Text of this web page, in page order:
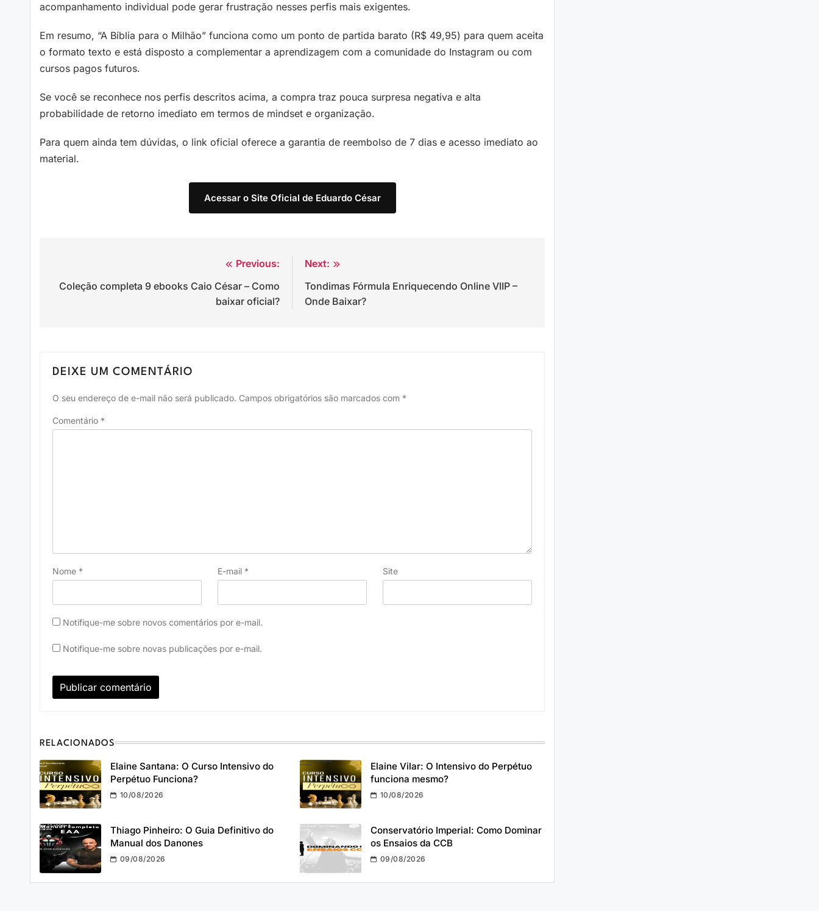
acompanhamento individual pode gerar frustração nesses perfis mais exigentes.
Em resumo, “A Bíblia para o Milhão” funciona como um ponto de partida barato (R$ 49,95) para quem aceita
o formato texto e está disposto a complementar a aprendizagem com a comunidade do Instagram ou com
cursos pagos futuros.
Se você se reconhece nos perfis descritos acima, a compra traz pouca surpresa negativa e alta
probabilidade de retorno imediato em termos de mindset e organização.
Para quem ainda tem dúvidas, o link oficial oferece a garantia de reembolso de 7 dias e acesso imediato ao
material.
Acessar o Site Oficial de Eduardo César
de
Previous:
Coleção completa 9 ebooks Caio César – Como
baixar oficial?
Next:
Tondimas Fórmula Enriquecendo Online VIIP –
Onde Baixar?
DEIXE UM COMENTÁRIO
O seu endereço de e-mail não será publicado. Campos obrigatórios são marcados com *
Comentário *
Nome * E-mail * Site
Notifique-me sobre novos comentários por e-mail.
Notifique-me sobre novas publicações por e-mail.
RELACIONADOS
Elaine Santana: O Curso Intensivo do
Perpétuo Funciona?
10/08/2026
Elaine Vilar: O Intensivo do Perpétuo
funciona mesmo?
10/08/2026
Thiago Pinheiro: O Guia Definitivo do
Manual dos Danones
09/08/2026
Conservatório Imperial: Como Dominar
os Ensaios da CCB
09/08/2026